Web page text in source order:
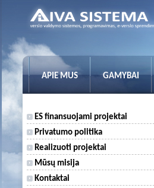
APIE MUS GAMYBAI
ES finansuojami projektai
Privatumo politika
Realizuoti projektai
Mūsų misija
Kontaktai